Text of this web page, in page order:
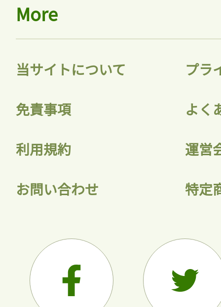
More
当サイトについて プラ
免責事項 よく
利用規約 運営
お問い合わせ 特定